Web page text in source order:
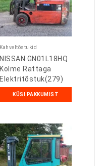
Kahveltõstukid
NISSAN GN01L18HQ
Kolme Rattaga
Elektritõstuk(279)
KÜSI PAKKUMIST